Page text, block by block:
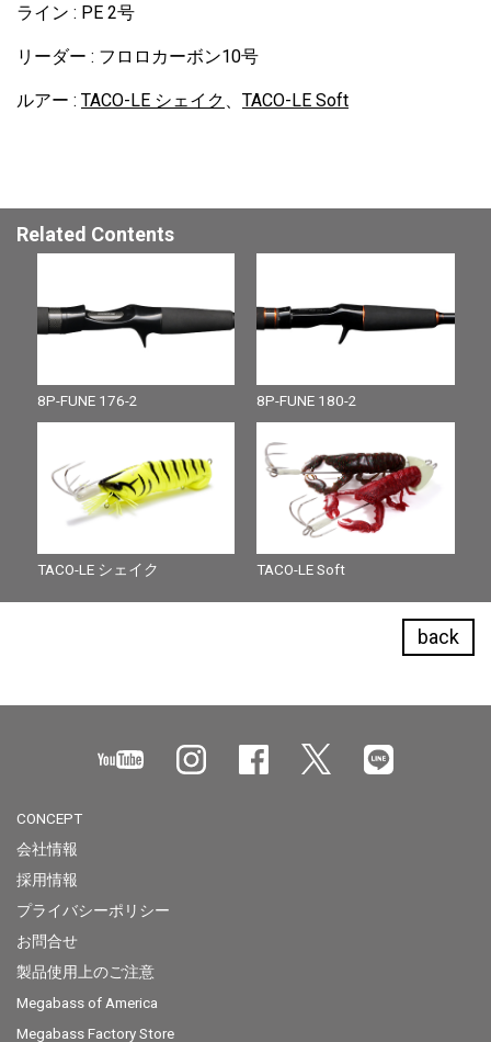
ライン : PE 2号
リーダー : フロロカーボン10号
ルアー : TACO-LE シェイク TACO-LE Soft
Related Contents
8P-FUNE 176-2 8P-FUNE 180-2
TACO-LE シェイク TACO-LE Soft
back
CONCEPT
会社情報
採用情報
プライバシーポリシー
お問合せ
製品使用上のご注意
Megabass of America
Megabass Factory Store